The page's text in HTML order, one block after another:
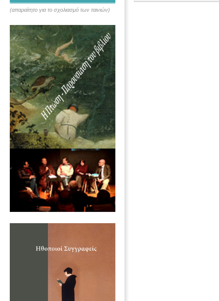
(απαραίτητο για το σχολιασμό των ταινιών)